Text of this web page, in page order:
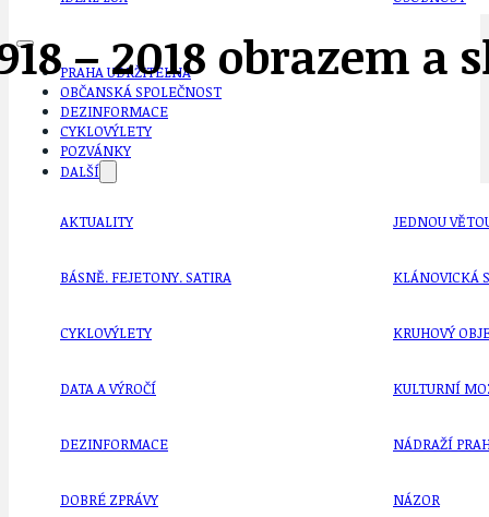
PRAHA UDRŽITELNÁ
OBČANSKÁ SPOLEČNOST
DEZINFORMACE
CYKLOVÝLETY
POZVÁNKY
DALŠÍ
AKTUALITY
BÁSNĚ. FEJETONY. SATIRA
CYKLOVÝLETY
DATA A VÝROČÍ
DEZINFORMACE
DOBRÉ ZPRÁVY
JEDNOU
KLÁNOVICKÁ
KRUHOVÝ
KULTURNÍ
NÁDRAŽÍ
NÁZOR
– 2018 obrazem a